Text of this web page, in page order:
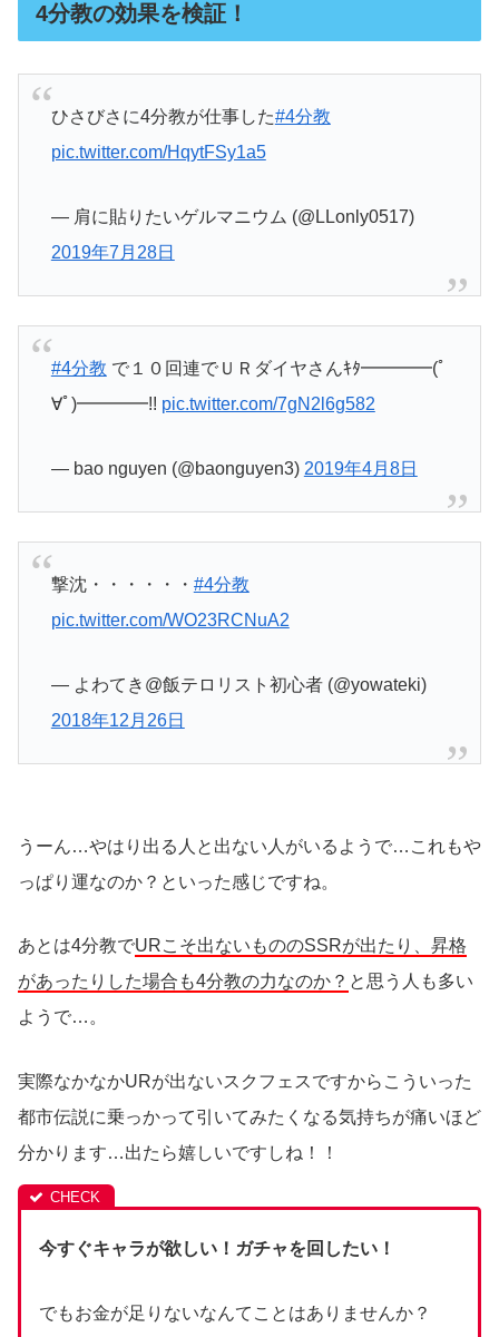
4分教の効果を検証！
ひさびさに4分教が仕事した#4分教
pic.twitter.com/HqytFSy1a5
— 肩に貼りたいゲルマニウム (@LLonly0517)
2019年7月28日
#4分教 で１０回連でＵＲダイヤさんｷﾀ━━━━(ﾟ
∀ﾟ)━━━━!! pic.twitter.com/7gN2l6g582
— bao nguyen (@baonguyen3) 2019年4月8日
撃沈・・・・・・ #4分教
pic.twitter.com/WO23RCNuA2
— よわてき@飯テロリスト初心者 (@yowateki)
2018年12月26日
うーん…やはり出る人と出ない人がいるようで…これもや
っぱり運なのか？といった感じですね。
あとは4分教でURこそ出ないもののSSRが出たり、昇格
があったりした場合も4分教の力なのか？ と思う人も多い
ようで…。
実際なかなかURが出ないスクフェスですからこういった
都市伝説に乗っかって引いてみたくなる気持ちが痛いほど
分かります…出たら嬉しいですしね！！
今すぐキャラが欲しい！ガチャを回したい！
でもお金が足りないなんてことはありませんか？